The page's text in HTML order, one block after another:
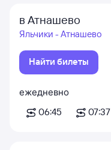
в Атнашево
Яльчики - Атнашево
Найти билеты
ежедневно
06:45
07:37